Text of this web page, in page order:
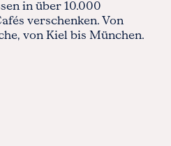
in über 10.000
verschenken. Von
von Kiel bis München.